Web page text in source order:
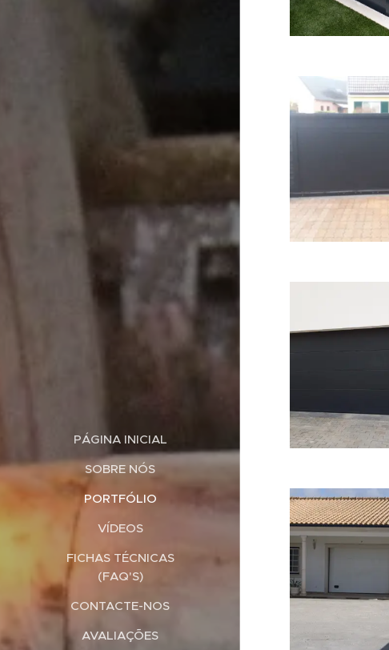
PÁGINA INICIAL
SOBRE NÓS
PORTFÓLIO
VÍDEOS
FICHAS TÉCNICAS
(FAQ'S)
CONTACTE-NOS
AVALIAÇÕES